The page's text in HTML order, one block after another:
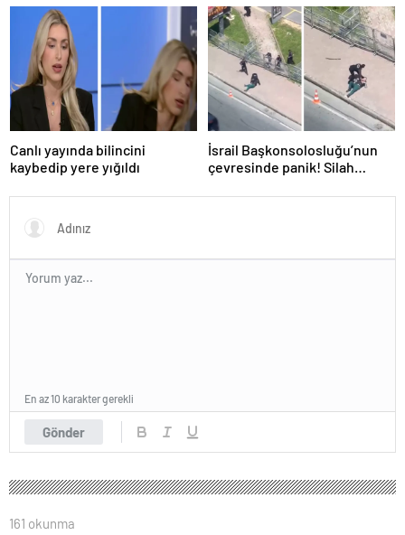
Canlı yayında bilincini
kaybedip yere yığıldı
İsrail Başkonsolosluğu’nun
çevresinde panik! Silah
açıklama geldi
Gönder
En az 10 karakter gerekli
161 okunma